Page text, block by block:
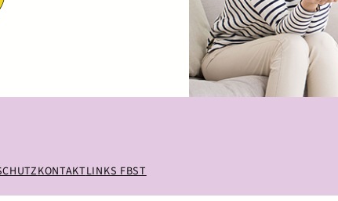
KONTAKTLINKS FBST